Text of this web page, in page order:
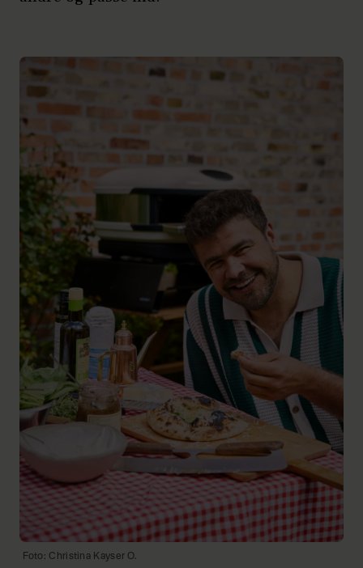
Foto: Christina Kayser O.